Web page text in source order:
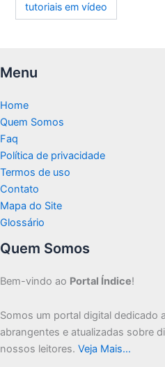
tutoriais em vídeo
Menu
Home
Quem Somos
Faq
Política de privacidade
Termos de uso
Contato
Mapa do Site
Glossário
Quem Somos
Bem-vindo ao Portal Índice!
Somos um portal digital dedicado
abrangentes e atualizadas sobre
nossos leitores. Veja Mais…